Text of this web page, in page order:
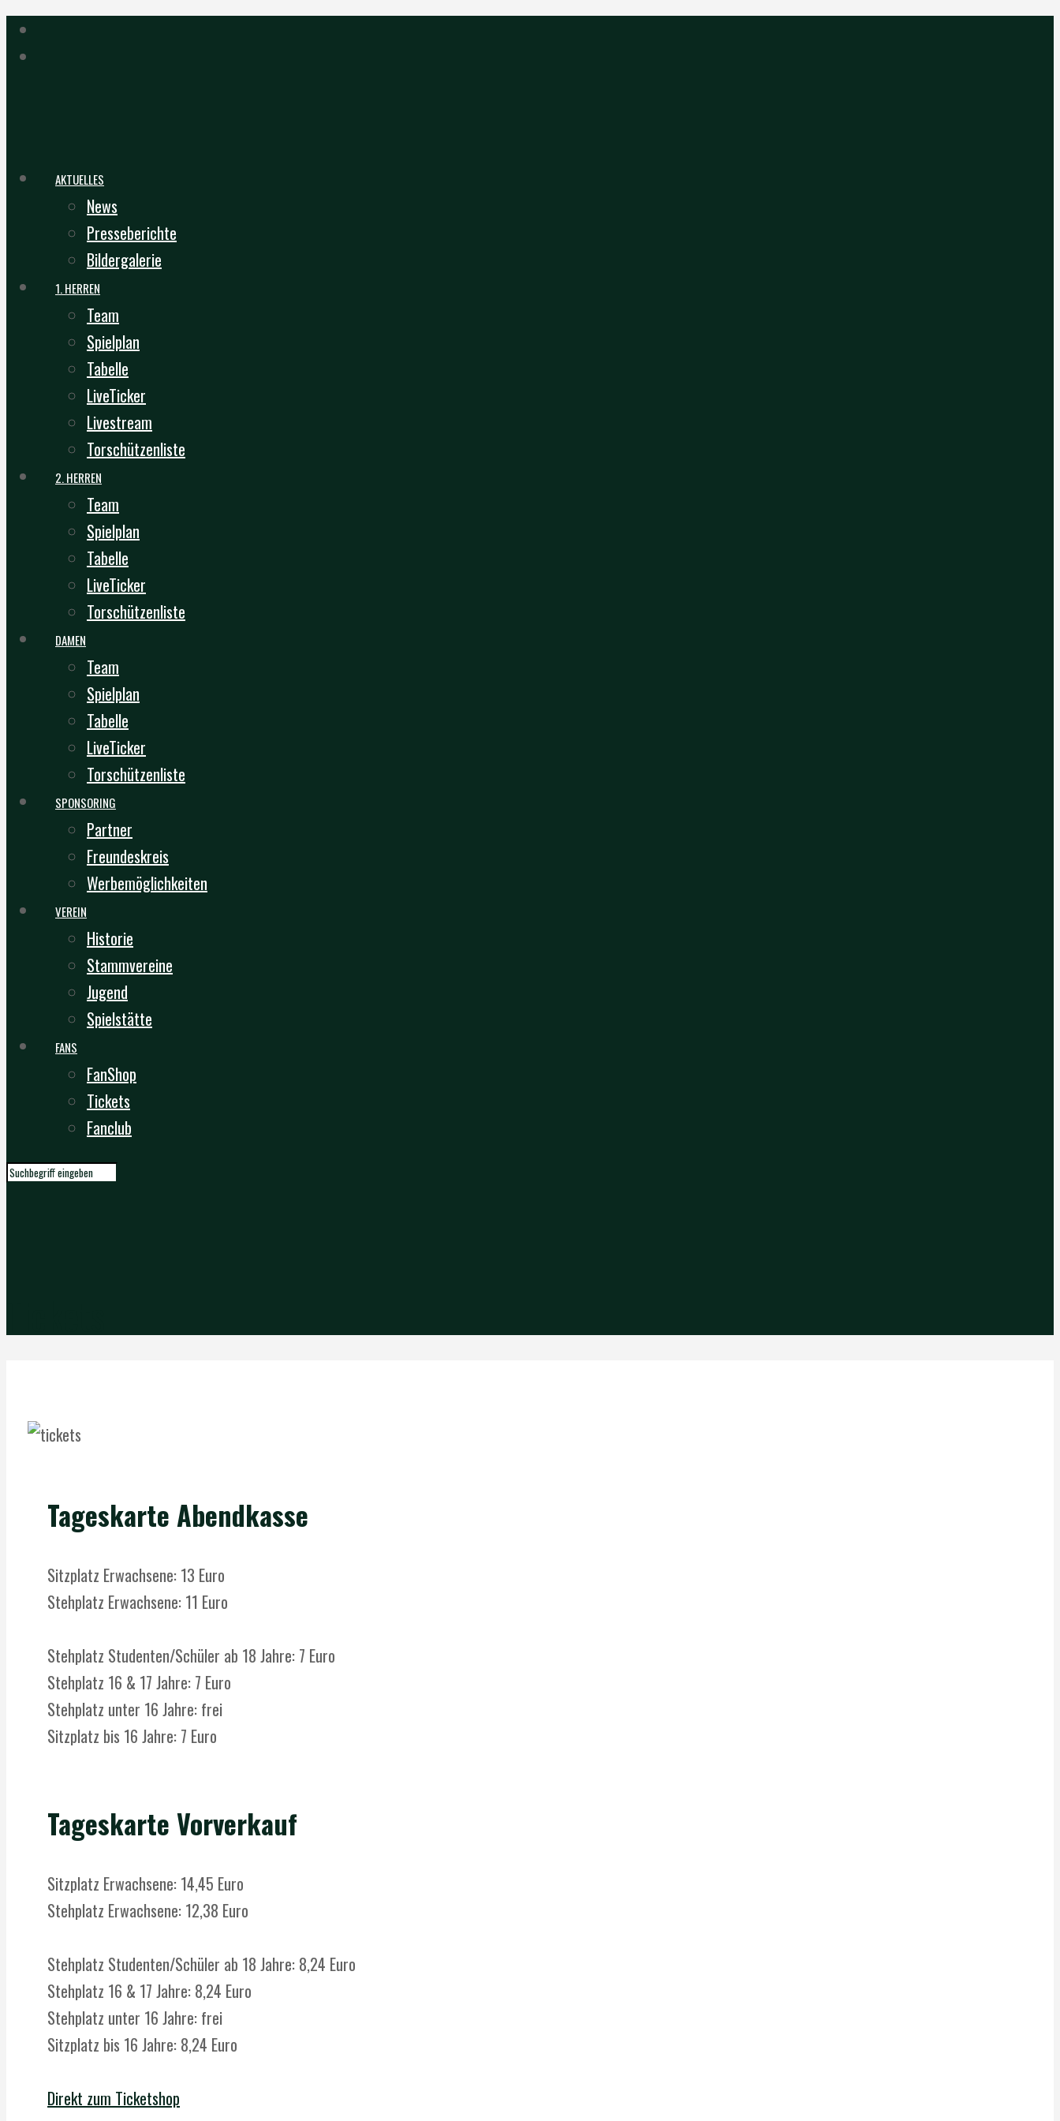
AKTUELLES
News
Presseberichte
Bildergalerie
1. HERREN
Team
Spielplan
Tabelle
LiveTicker
Livestream
Torschützenliste
2. HERREN
Team
Spielplan
Tabelle
LiveTicker
Torschützenliste
DAMEN
Team
Spielplan
Tabelle
LiveTicker
Torschützenliste
SPONSORING
Partner
Freundeskreis
Werbemöglichkeiten
VEREIN
Historie
Stammvereine
Jugend
Spielstätte
FANS
FanShop
Tickets
Fanclub
Tageskarte Abendkasse
Sitzplatz Erwachsene: 13 Euro
Stehplatz Erwachsene: 11 Euro
Stehplatz Studenten/Schüler ab 18 Jahre: 7 Euro
Stehplatz 16 & 17 Jahre: 7 Euro
Stehplatz unter 16 Jahre: frei
Sitzplatz bis 16 Jahre: 7 Euro
Tageskarte Vorverkauf
Sitzplatz Erwachsene: 14,45 Euro
Stehplatz Erwachsene: 12,38 Euro
Stehplatz Studenten/Schüler ab 18 Jahre: 8,24 Euro
Stehplatz 16 & 17 Jahre: 8,24 Euro
Stehplatz unter 16 Jahre: frei
Sitzplatz bis 16 Jahre: 8,24 Euro
Direkt zum Ticketshop